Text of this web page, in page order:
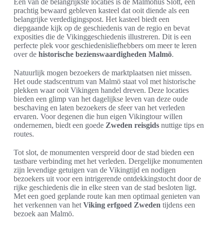
prachtig bewaard gebleven kasteel dat ooit diende als een
belangrijke verdedigingspost. Het kasteel biedt een
diepgaande kijk op de geschiedenis van de regio en bevat
exposities die de Vikinggeschiedenis illustreren. Dit is een
perfecte plek voor geschiedenisliefhebbers om meer te leren
over de historische bezienswaardigheden Malmö.
Natuurlijk mogen bezoekers de marktplaatsen niet missen.
Het oude stadscentrum van Malmö staat vol met historische
plekken waar ooit Vikingen handel dreven. Deze locaties
bieden een glimp van het dagelijkse leven van deze oude
beschaving en laten bezoekers de sfeer van het verleden
ervaren. Voor degenen die hun eigen Vikingtour willen
ondernemen, biedt een goede Zweden reisgids nuttige tips en
routes.
Tot slot, de monumenten verspreid door de stad bieden een
tastbare verbinding met het verleden. Dergelijke monumenten
zijn levendige getuigen van de Vikingtijd en nodigen
bezoekers uit voor een intrigerende ontdekkingstocht door de
rijke geschiedenis die in elke steen van de stad besloten ligt.
Met een goed geplande route kan men optimaal genieten van
het verkennen van het Viking erfgoed Zweden tijdens een
bezoek aan Malmö.